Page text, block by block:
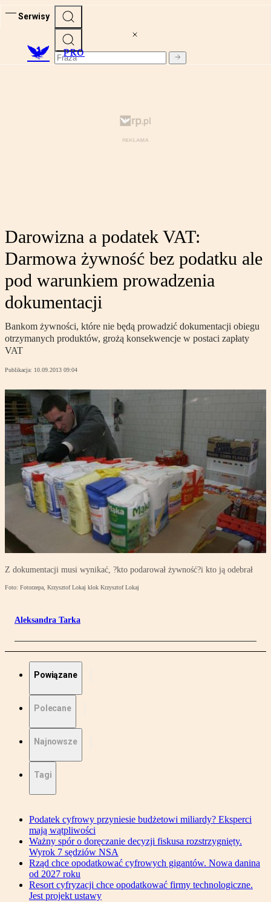
Serwisy
PRO
Darowizna a podatek VAT:
Darmowa żywność bez podatku ale
pod warunkiem prowadzenia
dokumentacji
Bankom żywności, które nie będą prowadzić dokumentacji obiegu
otrzymanych produktów, grożą konsekwencje w postaci zapłaty
VAT
Publikacja: 10.09.2013 09:04
Z dokumentacji musi wynikać, ?kto podarował żywność?i kto ją odebrał
Foto: Fotorzepa, Krzysztof Lokaj klok Krzysztof Lokaj
Aleksandra Tarka
Powiązane
Polecane
Najnowsze
Tagi
Podatek cyfrowy przyniesie budżetowi miliardy? Eksperci
mają wątpliwości
Ważny spór o doręczanie decyzji fiskusa rozstrzygnięty.
Wyrok 7 sędziów NSA
Rząd chce opodatkować cyfrowych gigantów. Nowa danina
od 2027 roku
Resort cyfryzacji chce opodatkować firmy technologiczne.
Jest projekt ustawy